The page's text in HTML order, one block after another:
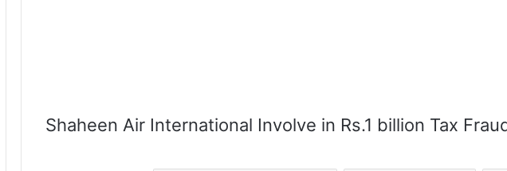
Shaheen Air International Involve in Rs.1 billion Tax